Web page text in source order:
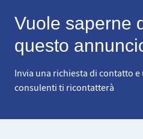
Vuole saperne
questo
Invia una richiesta di contatto
consulenti ti ricontatterà